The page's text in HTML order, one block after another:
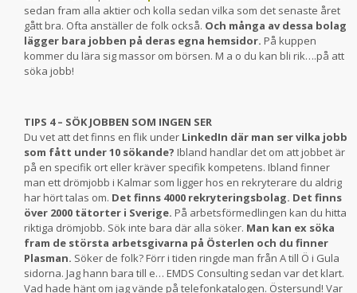
sedan fram alla aktier och kolla sedan vilka som det senaste året
gått bra. Ofta anställer de folk också. Och många av dessa bolag
lägger bara jobben på deras egna hemsidor. På kuppen
kommer du lära sig massor om börsen. M a o du kan bli rik….på att
söka jobb!
TIPS 4 – SÖK JOBBEN SOM INGEN SER
Du vet att det finns en flik under LinkedIn där man ser vilka jobb
som fått under 10 sökande? Ibland handlar det om att jobbet är
på en specifik ort eller kräver specifik kompetens. Ibland finner
man ett drömjobb i Kalmar som ligger hos en rekryterare du aldrig
har hört talas om. Det finns 4000 rekryteringsbolag. Det finns
över 2000 tätorter i Sverige. På arbetsförmedlingen kan du hitta
riktiga drömjobb. Sök inte bara där alla söker. Man kan ex söka
fram de största arbetsgivarna på Österlen och du finner
Plasman. Söker de folk? Förr i tiden ringde man från A till Ö i Gula
sidorna. Jag hann bara till e… EMDS Consulting sedan var det klart.
Vad hade hänt om jag vände på telefonkatalogen. Östersund! Var